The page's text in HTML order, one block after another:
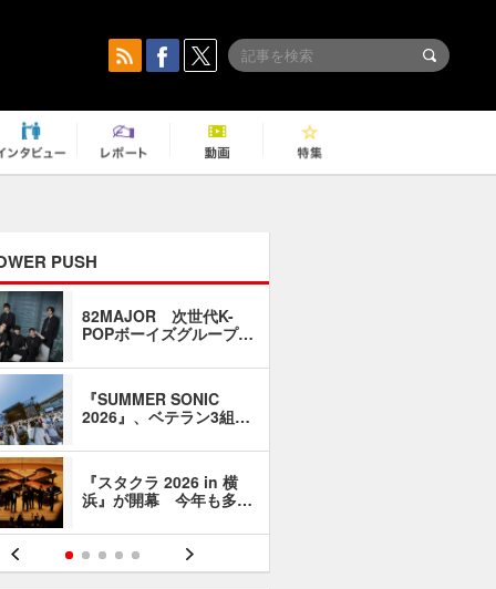
PUSH
82MAJOR 次世代K-
POPボーイズグループ…
『SUMMER SONIC
2026』、ベテラン3組…
『スタクラ 2026 in 横
浜』が開幕 今年も多…